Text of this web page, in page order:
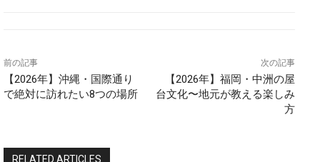
前の記事
【2026年】沖縄・国際通り
で絶対に訪れたい8つの場所
次の記事
【2026年】福岡・中洲の屋
台文化〜地元が教える楽しみ
方
RELATED ARTICLES